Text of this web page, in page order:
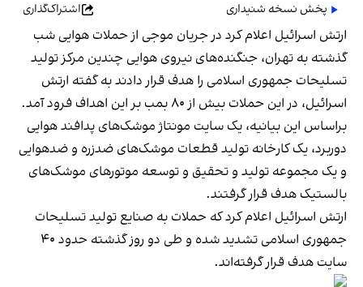
پخش نسخه شنیداری
اشتراک‌گذاری
ارتش اسرائیل اعلام کرد در جریان موجی از حملات هوایی شب
گذشته به تهران، جنگنده‌های نیروی هوایی چندین مرکز تولید
تسلیحات جمهوری اسلامی را هدف قرار دادند به گفته ارتش
اسرائیل، در این حملات بیش از ۸۰ بمب بر این اهداف فرود آمد.
براساس این بیانیه، یک سایت مونتاژ موشک‌های پدافند هوایی
دوربرد، یک کارخانه تولید قطعات موشک‌های ضدزره و ضدهوایی
و یک مجموعه تولید و تحقیق و توسعه موتورهای موشک‌های
بالستیک هدف قرار گرفتند.
ارتش اسرائیل اعلام کرد که حملات به صنایع تولید تسلیحات
جمهوری اسلامی تشدید شده و طی دو روز گذشته حدود ۴۰
سایت هدف قرار گرفته‌اند.